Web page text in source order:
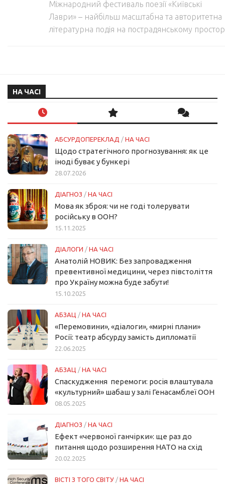
Міжнародний фестиваль поезії «Київські
Лаври» – найбільш масштабна та авторитетна
літературна подія на пострадянському
НА ЧАСІ
АБСУРДОПЕРЕКЛАД / НА ЧАСІ
Щодо стратегічного прогнозування: як це
іноді буває у бункері
28.07.2026
ДІАГНОЗ / НА ЧАСІ
Мова як зброя: чи не годі толерувати
російську в ООН?
15.11.2025
ДІАЛОГИ / НА ЧАСІ
Анатолій НОВИК: Без запровадження
превентивної медицини, через півстоліття
про Україну можна буде забути!
15.10.2025
АБЗАЦ / НА ЧАСІ
«Перемовини», «діалоги», «мирні плани»
Росії: театр абсурду замість дипломатії
22.06.2025
АБЗАЦ / НА ЧАСІ
Спаскудження перемоги: росія влаштувала
«культурний» шабаш у залі Генасамблеї ООН
08.05.2025
ДІАГНОЗ / НА ЧАСІ
Ефект «червоної ганчірки»: ще раз до
питання щодо розширення НАТО на схід
20.02.2025
ВІСТІ З ТОГО СВІТУ / НА ЧАСІ